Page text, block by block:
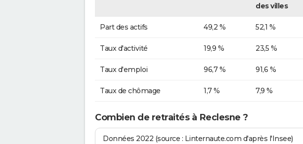
des villes
Part des actifs 49,2 % 52,1 %
Taux d'activité 19,9 % 23,5 %
Taux d'emploi 96,7 % 91,6 %
Taux de chômage 1,7 % 7,9 %
Combien de retraités à Reclesne ?
Données 2022 (source : Linternaute.com d'après l'Insee)